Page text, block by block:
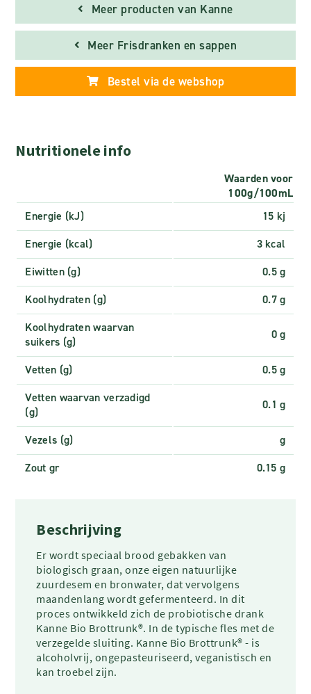
Meer producten van Kanne
Meer Frisdranken en sappen
Bestel via de webshop
Nutritionele info
Waarden voor
100g/100mL
Energie (kJ)
15 kj
Energie (kcal)
3 kcal
Eiwitten (g)
0.5 g
Koolhydraten (g)
0.7 g
Koolhydraten waarvan
suikers (g)
0 g
Vetten (g)
0.5 g
Vetten waarvan verzadigd
(g)
0.1 g
Vezels (g)
g
Zout gr
0.15 g
Beschrijving
Er wordt speciaal brood gebakken van
biologisch graan, onze eigen natuurlijke
zuurdesem en bronwater, dat vervolgens
maandenlang wordt gefermenteerd. In dit
proces ontwikkeld zich de probiotische drank
Kanne Bio Brottrunk®. In de typische fles met de
verzegelde sluiting. Kanne Bio Brottrunk® - is
alcoholvrij, ongepasteuriseerd, veganistisch en
kan troebel zijn.